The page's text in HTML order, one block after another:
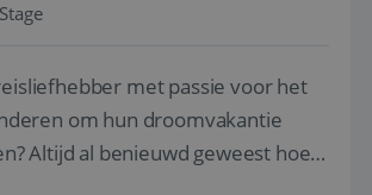
Stage
met passie voor het
om hun droomvakantie
Altijd al benieuwd geweest hoe